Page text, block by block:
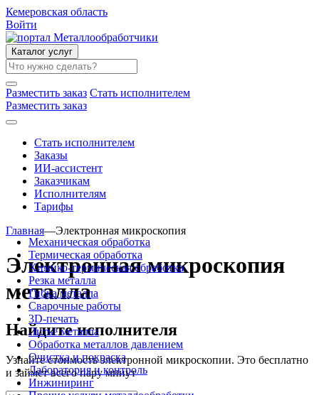
Кемеровская область
Войти
Каталог услуг
Разместить заказ Стать исполнителем
Разместить заказ
Стать исполнителем
Заказы
ИИ-ассистент
Заказчикам
Исполнителям
Тарифы
Механическая обработка
Термическая обработка
Химико-термическая обработка
Резка металла
Гибка металла
Сварочные работы
3D-печать
Литьё металла
Обработка металлов давлением
Очистка и покраска
Лаборатория и контроль
Инжиниринг
Главная—Электронная микроскопия
Электронная микроскопия
металла
Найдите исполнителя
Узнайте стоимость электронной микроскопии. Это бесплатно
и займет всего пару минут